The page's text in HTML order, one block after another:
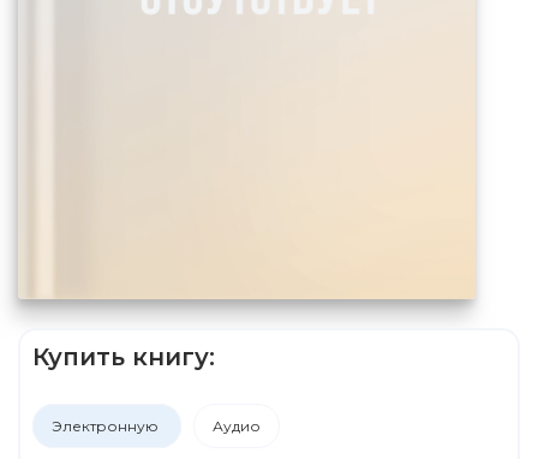
Купить книгу:
Электронную Аудио